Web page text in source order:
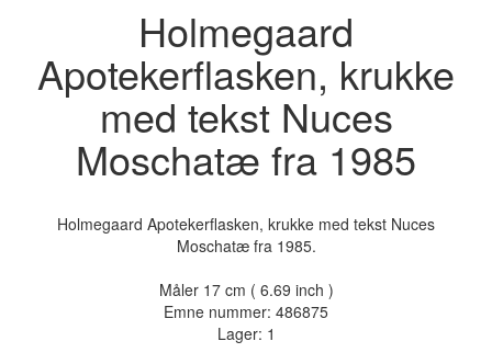
Holmegaard
Apotekerflasken, krukke
med tekst Nuces
Moschatæ fra 1985
Holmegaard Apotekerflasken, krukke med tekst Nuces
Moschatæ fra 1985.
Måler 17 cm ( 6.69 inch )
Emne nummer: 486875
Lager: 1